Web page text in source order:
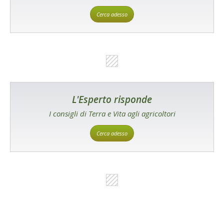
Cerca adesso
L'Esperto risponde
I consigli di Terra e Vita agli agricoltori
Cerca adesso